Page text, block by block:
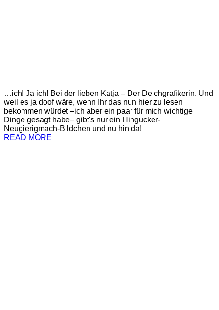
…ich! Ja ich! Bei der lieben Katja – Der Deichgrafikerin. Und
weil es ja doof wäre, wenn Ihr das nun hier zu lesen
bekommen würdet –ich aber ein paar für mich wichtige
Dinge gesagt habe– gibt's nur ein Hingucker-
Neugierigmach-Bildchen und nu hin da!
READ MORE